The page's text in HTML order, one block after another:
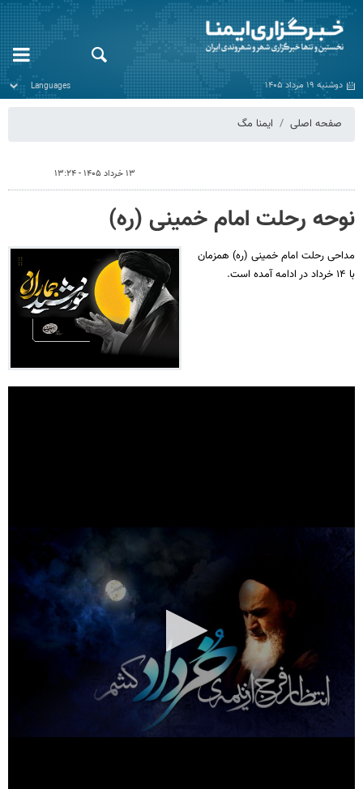
دوشنبه ۱۹ مرداد ۱۴۰۵
صفحه اصلی ایمنا مگ
۱۳ خرداد ۱۴۰۵ - ۱۳:۲۴
نوحه رحلت امام خمینی (ره)
مداحی رحلت امام خمینی (ره) همزمان
با ۱۴ خرداد در ادامه آمده است.